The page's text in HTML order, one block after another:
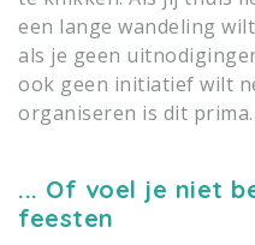
een lange wandeling
als je geen
ook geen initiatief wilt
organiseren is dit prima.
... Of voel je niet
feesten